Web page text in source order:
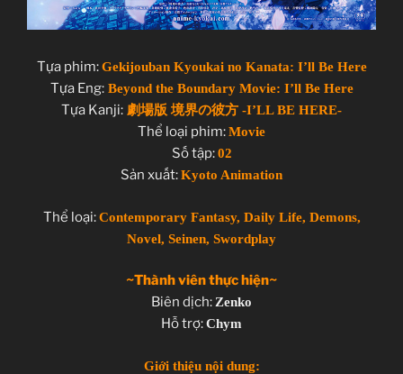
Tựa phim:Gekijouban Kyoukai no Kanata: I’ll Be Here
Tựa Eng: Beyond the Boundary Movie: I’ll Be Here
Tựa Kanji: 劇場版 境界の彼方 -I’LL BE HERE-
Thể loại phim:Movie
Số tập:02
Sản xuất:Kyoto Animation
Thể loại:Contemporary Fantasy, Daily Life, Demons,
Novel, Seinen, Swordplay
~Thành viên thực hiện~
Biên dịch: Zenko
Hỗ trợ:Chym
Giới thiệu nội dung: